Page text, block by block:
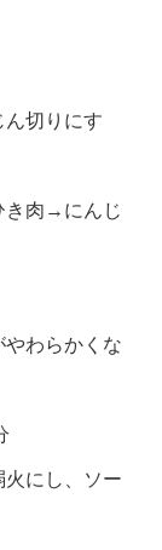
切りにす
き肉→にんじ
わらかくな
にし、ソー